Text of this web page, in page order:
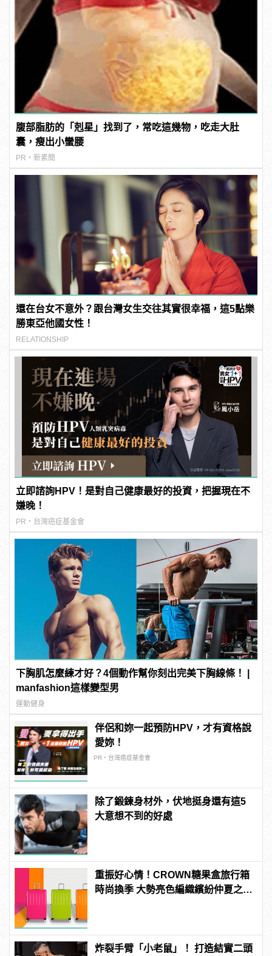
腹部脂肪的「剋星」找到了，常吃這幾物，吃走大肚
囊，瘦出小蠻腰
PR・新素簡
還在台女不意外？跟台灣女生交往其實很幸福，這5點樂
勝東亞他國女性！
RELATIONSHIP
立即諮詢HPV！是對自己健康最好的投資，把握現在不
嫌晚！
PR・台灣癌症基金會
下胸肌怎麼練才好？4個動作幫你刻出完美下胸線條！ |
manfashion這樣變型男
運動健身
伴侶和妳一起預防HPV，才有資格說
愛妳！
PR・台灣癌症基金會
除了鍛鍊身材外，伏地挺身還有這5
大意想不到的好處
重振好心情！CROWN糖果盒旅行箱
時尚換季 大勢亮色編織繽紛仲夏之
炸裂手臂「小老鼠」！ 打造結實二頭